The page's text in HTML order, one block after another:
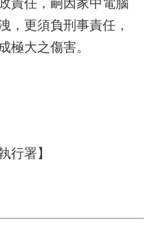
，更須負刑事責任，
極大之傷害。
行署】